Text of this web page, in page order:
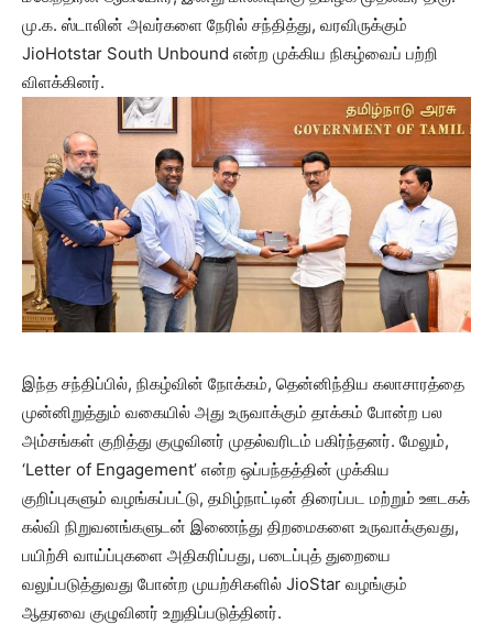
மு.க. ஸ்டாலின் அவர்களை நேரில் சந்தித்து, வரவிருக்கும்
JioHotstar South Unbound என்ற முக்கிய நிகழ்வைப் பற்றி
விளக்கினர்.
இந்த சந்திப்பில், நிகழ்வின் நோக்கம், தென்னிந்திய கலாசாரத்தை
முன்னிறுத்தும் வகையில் அது உருவாக்கும் தாக்கம் போன்ற பல
அம்சங்கள் குறித்து குழுவினர் முதல்வரிடம் பகிர்ந்தனர். மேலும்,
‘Letter of Engagement’ என்ற ஒப்பந்தத்தின் முக்கிய
குறிப்புகளும் வழங்கப்பட்டு, தமிழ்நாட்டின் திரைப்பட மற்றும் ஊடகக்
கல்வி நிறுவனங்களுடன் இணைந்து திறமைகளை உருவாக்குவது,
பயிற்சி வாய்ப்புகளை அதிகரிப்பது, படைப்புத் துறையை
வலுப்படுத்துவது போன்ற முயற்சிகளில் JioStar வழங்கும்
ஆதரவை குழுவினர் உறுதிப்படுத்தினர்.